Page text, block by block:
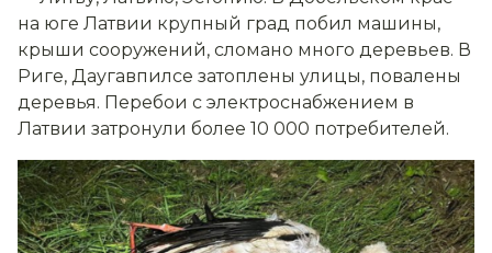
на юге Латвии крупный град побил машины,
крыши сооружений, сломано много деревьев. В
Риге, Даугавпилсе затоплены улицы, повалены
деревья. Перебои с электроснабжением в
Латвии затронули более 10 000 потребителей.